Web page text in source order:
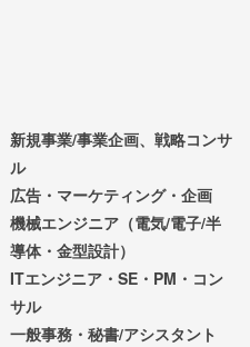
新規事業/事業企画、戦略コンサ
ル
広告・マーケティング・企画
機械エンジニア（電気/電子/半
導体・金型設計）
ITエンジニア・SE・PM・コン
サル
一般事務・秘書/アシスタント